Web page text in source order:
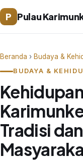
P Pulau
Beranda › Budaya &
BUDAYA &
Tradisi